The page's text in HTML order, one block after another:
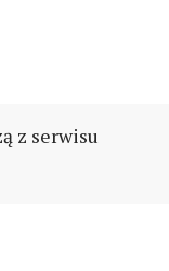
z serwisu